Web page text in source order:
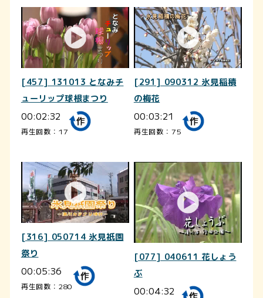
[457] 131013 となみチ
ューリップ球根まつり
00:02:32
再生回数：17
[291] 090312 氷見稲積
の梅花
00:03:21
再生回数：75
[316] 050714 氷見祇園
祭り
00:05:36
再生回数：280
[077] 040611 花しょう
ぶ
00:04:32